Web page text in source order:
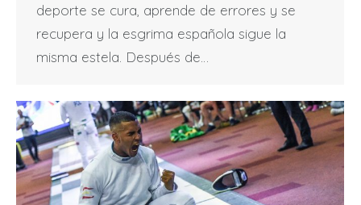
deporte se cura, aprende de errores y se
recupera y la esgrima española sigue la
misma estela. Después de…